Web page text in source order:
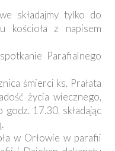
składajmy tylko do
kościoła z napisem
Parafialnego
śmierci ks. Prałata
życia wiecznego,
17.30, składając
w Orłowie w parafii